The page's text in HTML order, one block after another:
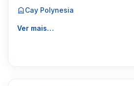
Cay Polynesia
Ver mais…